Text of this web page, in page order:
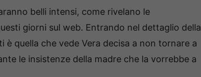
belli intensi, come rivelano le
giorni sul web. Entrando nel dettaglio della
quella che vede Vera decisa a non tornare a
le insistenze della madre che la vorrebbe a